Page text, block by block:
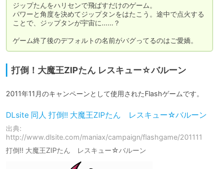
ジップたんをハリセンで飛ばすだけのゲーム。
パワーと角度を決めてジップタンをはたこう。途中で点火する
ことで、ジップタンが宇宙に……？
ゲーム終了後のデフォルトの名前がバグってるのはご愛嬌。
打倒！大魔王ZIPたん レスキュー☆バルーン
2011年11月のキャンペーンとして使用されたFlashゲームです。
DLsite 同人 打倒!! 大魔王ZIPたん レスキュー☆バルーン
出典:
http://www.dlsite.com/maniax/campaign/flashgame/201111
打倒!! 大魔王ZIPたん レスキュー☆バルーン